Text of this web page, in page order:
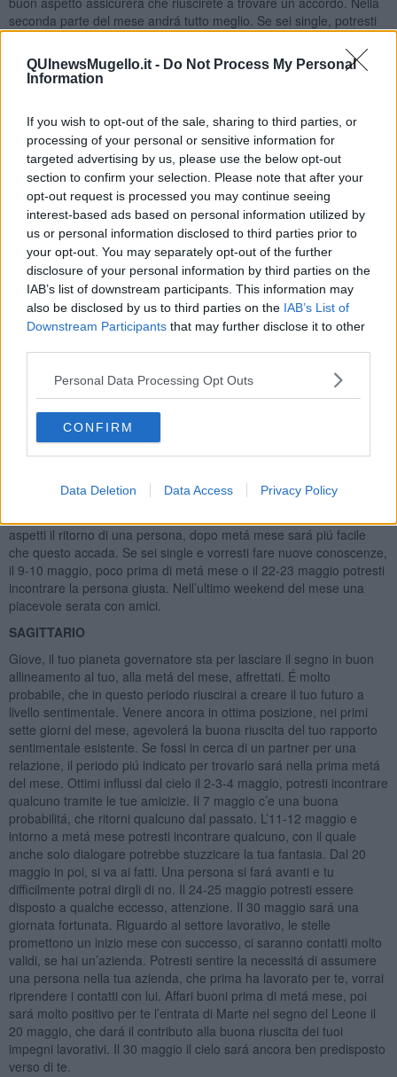
QUInewsMugello.it - Do Not Process My Personal
Information
If you wish to opt-out of the sale, sharing to third parties, or
processing of your personal or sensitive information for
targeted advertising by us, please use the below opt-out
section to confirm your selection. Please note that after your
opt-out request is processed you may continue seeing
interest-based ads based on personal information utilized by
us or personal information disclosed to third parties prior to
your opt-out. You may separately opt-out of the further
disclosure of your personal information by third parties on the
IAB’s list of downstream participants. This information may
also be disclosed by us to third parties on the IAB’s List of
Downstream Participants that may further disclose it to other
Personal Data Processing Opt Outs
CONFIRM
Data Deletion Data Access Privacy Policy
seconda parte del mese andrá tutto meglio. Se sei single, potresti
l’influsso di Venere e la Luna nel tuo segno potrebbero agevolare la
buona riuscita di quest’incontro. I giorni dopo la Luna Nuova, il 20-
volontá. Il 25 maggio potresti incontare qualcuno, che ti attrae piú
fisicamente che mentalmente. Il 30 maggio avrai ancora una buona
probabilitá per una nuova conoscenza interessante.
SCORPIONE
Il tuo pianeta governatore, Marte é in buon aspetto fino il 20
maggio, Plutone, il secondo governatore del tuo segno andrá in
moto retrogrado dai primi giorni di maggio. É un buon periodo per il
lavoro, peró se ci fosse un cambiamento di cui speravi, per ora non
sará possibile. Il 5 maggio la Luna Piena sará nel tuo segno, é
probabile che tu avverta un po’ di tensione giá il giorno prima, puó
capitare un litigio con qualcuno, per difendere i tuoi diritti.
potresti fare buoni affari poco prima di metá mese. La Luna Nuova
del 19 maggio non faciliterá molto le cose, il 24-25 maggio dovresti
stare piú attento alle cose che ti appartengono, se sei nativo di fine
ottobre. Giornate piú favorevoli al successo saranno il 28-29
maggio. A livello della tua vita sentimentale, se hai una famiglia,
dovrebbe andare tutto bene. Se avessi una relazione non molto
fisicamente o solo mentalmente. Nel primo weekend é probabile un
litigio con il partner. L’eventuale situazione incerta dovrebbe
aspetti il ritorno di una persona, dopo metá mese sará piú facile
che questo accada. Se sei single e vorresti fare nuove conoscenze,
il 9-10 maggio, poco prima di metá mese o il 22-23 maggio potresti
incontrare la persona giusta. Nell’ultimo weekend del mese una
piacevole serata con amici.
SAGITTARIO
Giove, il tuo pianeta governatore sta per lasciare il segno in buon
allineamento al tuo, alla metá del mese, affrettati. É molto
probabile, che in questo periodo riuscirai a creare il tuo futuro a
livello sentimentale. Venere ancora in ottima posizione, nei primi
sette giorni del mese, agevolerá la buona riuscita del tuo rapporto
sentimentale esistente. Se fossi in cerca di un partner per una
relazione, il periodo piú indicato per trovarlo sará nella prima metá
del mese. Ottimi influssi dal cielo il 2-3-4 maggio, potresti incontrare
qualcuno tramite le tue amicizie. Il 7 maggio c’e una buona
probabilitá, che ritorni qualcuno dal passato. L’11-12 maggio e
intorno a metá mese potresti incontrare qualcuno, con il quale
anche solo dialogare potrebbe stuzzicare la tua fantasia. Dal 20
maggio in poi, si va ai fatti. Una persona si fará avanti e tu
difficilmente potrai dirgli di no. Il 24-25 maggio potresti essere
disposto a qualche eccesso, attenzione. Il 30 maggio sará una
giornata fortunata. Riguardo al settore lavorativo, le stelle
promettono un inizio mese con successo, ci saranno contatti molto
validi, se hai un’azienda. Potresti sentire la necessitá di assumere
una persona nella tua azienda, che prima ha lavorato per te, vorrai
riprendere i contatti con lui. Affari buoni prima di metá mese, poi
sará molto positivo per te l’entrata di Marte nel segno del Leone il
20 maggio, che dará il contributo alla buona riuscita dei tuoi
impegni lavorativi. Il 30 maggio il cielo sará ancora ben predisposto
verso di te.